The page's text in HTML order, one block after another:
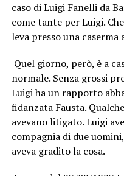
caso di Luigi Fanelli da
come tante per Luigi.
leva presso una caserma
Quel giorno, però, è a
normale. Senza grossi
Luigi ha un rapporto
fidanzata Fausta.
avevano litigato. Luigi
compagnia di due
aveva gradito la cosa.